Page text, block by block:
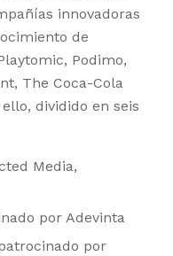
innovadoras
de
Podimo,
The Coca-Cola
dividido en seis
Media,
por Adevinta
por